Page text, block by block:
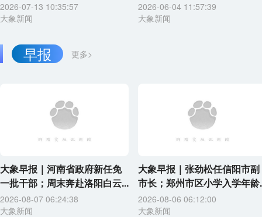
2026-07-13 10:35:57
大象新闻
2026-06-04 11:57:39
大象新闻
更多>
早报
大象早报｜河南省政府新任免
一批干部；周末奔赴洛阳白云...
2026-08-07 06:24:38
大象新闻
大象早报｜张劲松任信阳市副
市长；郑州市区小学入学年龄
2026-08-06 06:12:00
大象新闻